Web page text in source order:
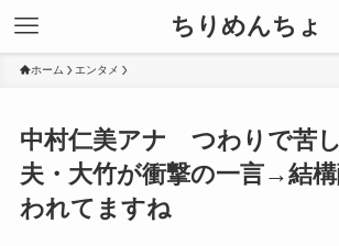
ちりめんちょ
ホーム エンタメ
中村仁美アナ つわりで苦
夫・大竹が衝撃の一言→結
われてますね